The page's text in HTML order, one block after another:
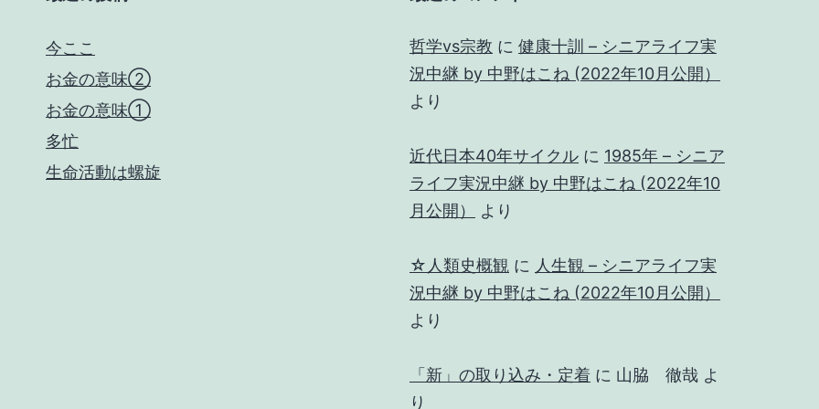
今ここ
お金の意味②
お金の意味①
多忙
生命活動は螺旋
哲学vs宗教 に 健康十訓 – シニアライフ実
況中継 by 中野はこね (2022年10月公開）
より
近代日本40年サイクル に 1985年 – シニア
ライフ実況中継 by 中野はこね (2022年10
月公開）
より
☆人類史概観 に 人生観 – シニアライフ実
況中継 by 中野はこね (2022年10月公開）
より
「新」の取り込み・定着 に 山脇 徹哉 よ
り